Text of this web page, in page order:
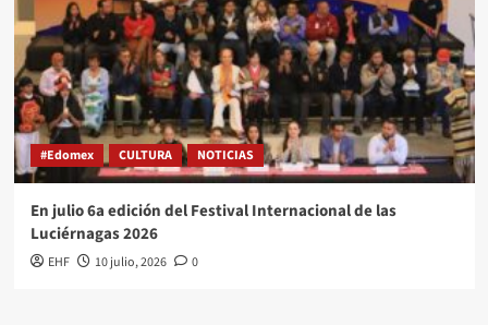
#Edomex CULTURA NOTICIAS
En julio 6a edición del Festival Internacional de las
Luciérnagas 2026
EHF 10 julio, 2026 0